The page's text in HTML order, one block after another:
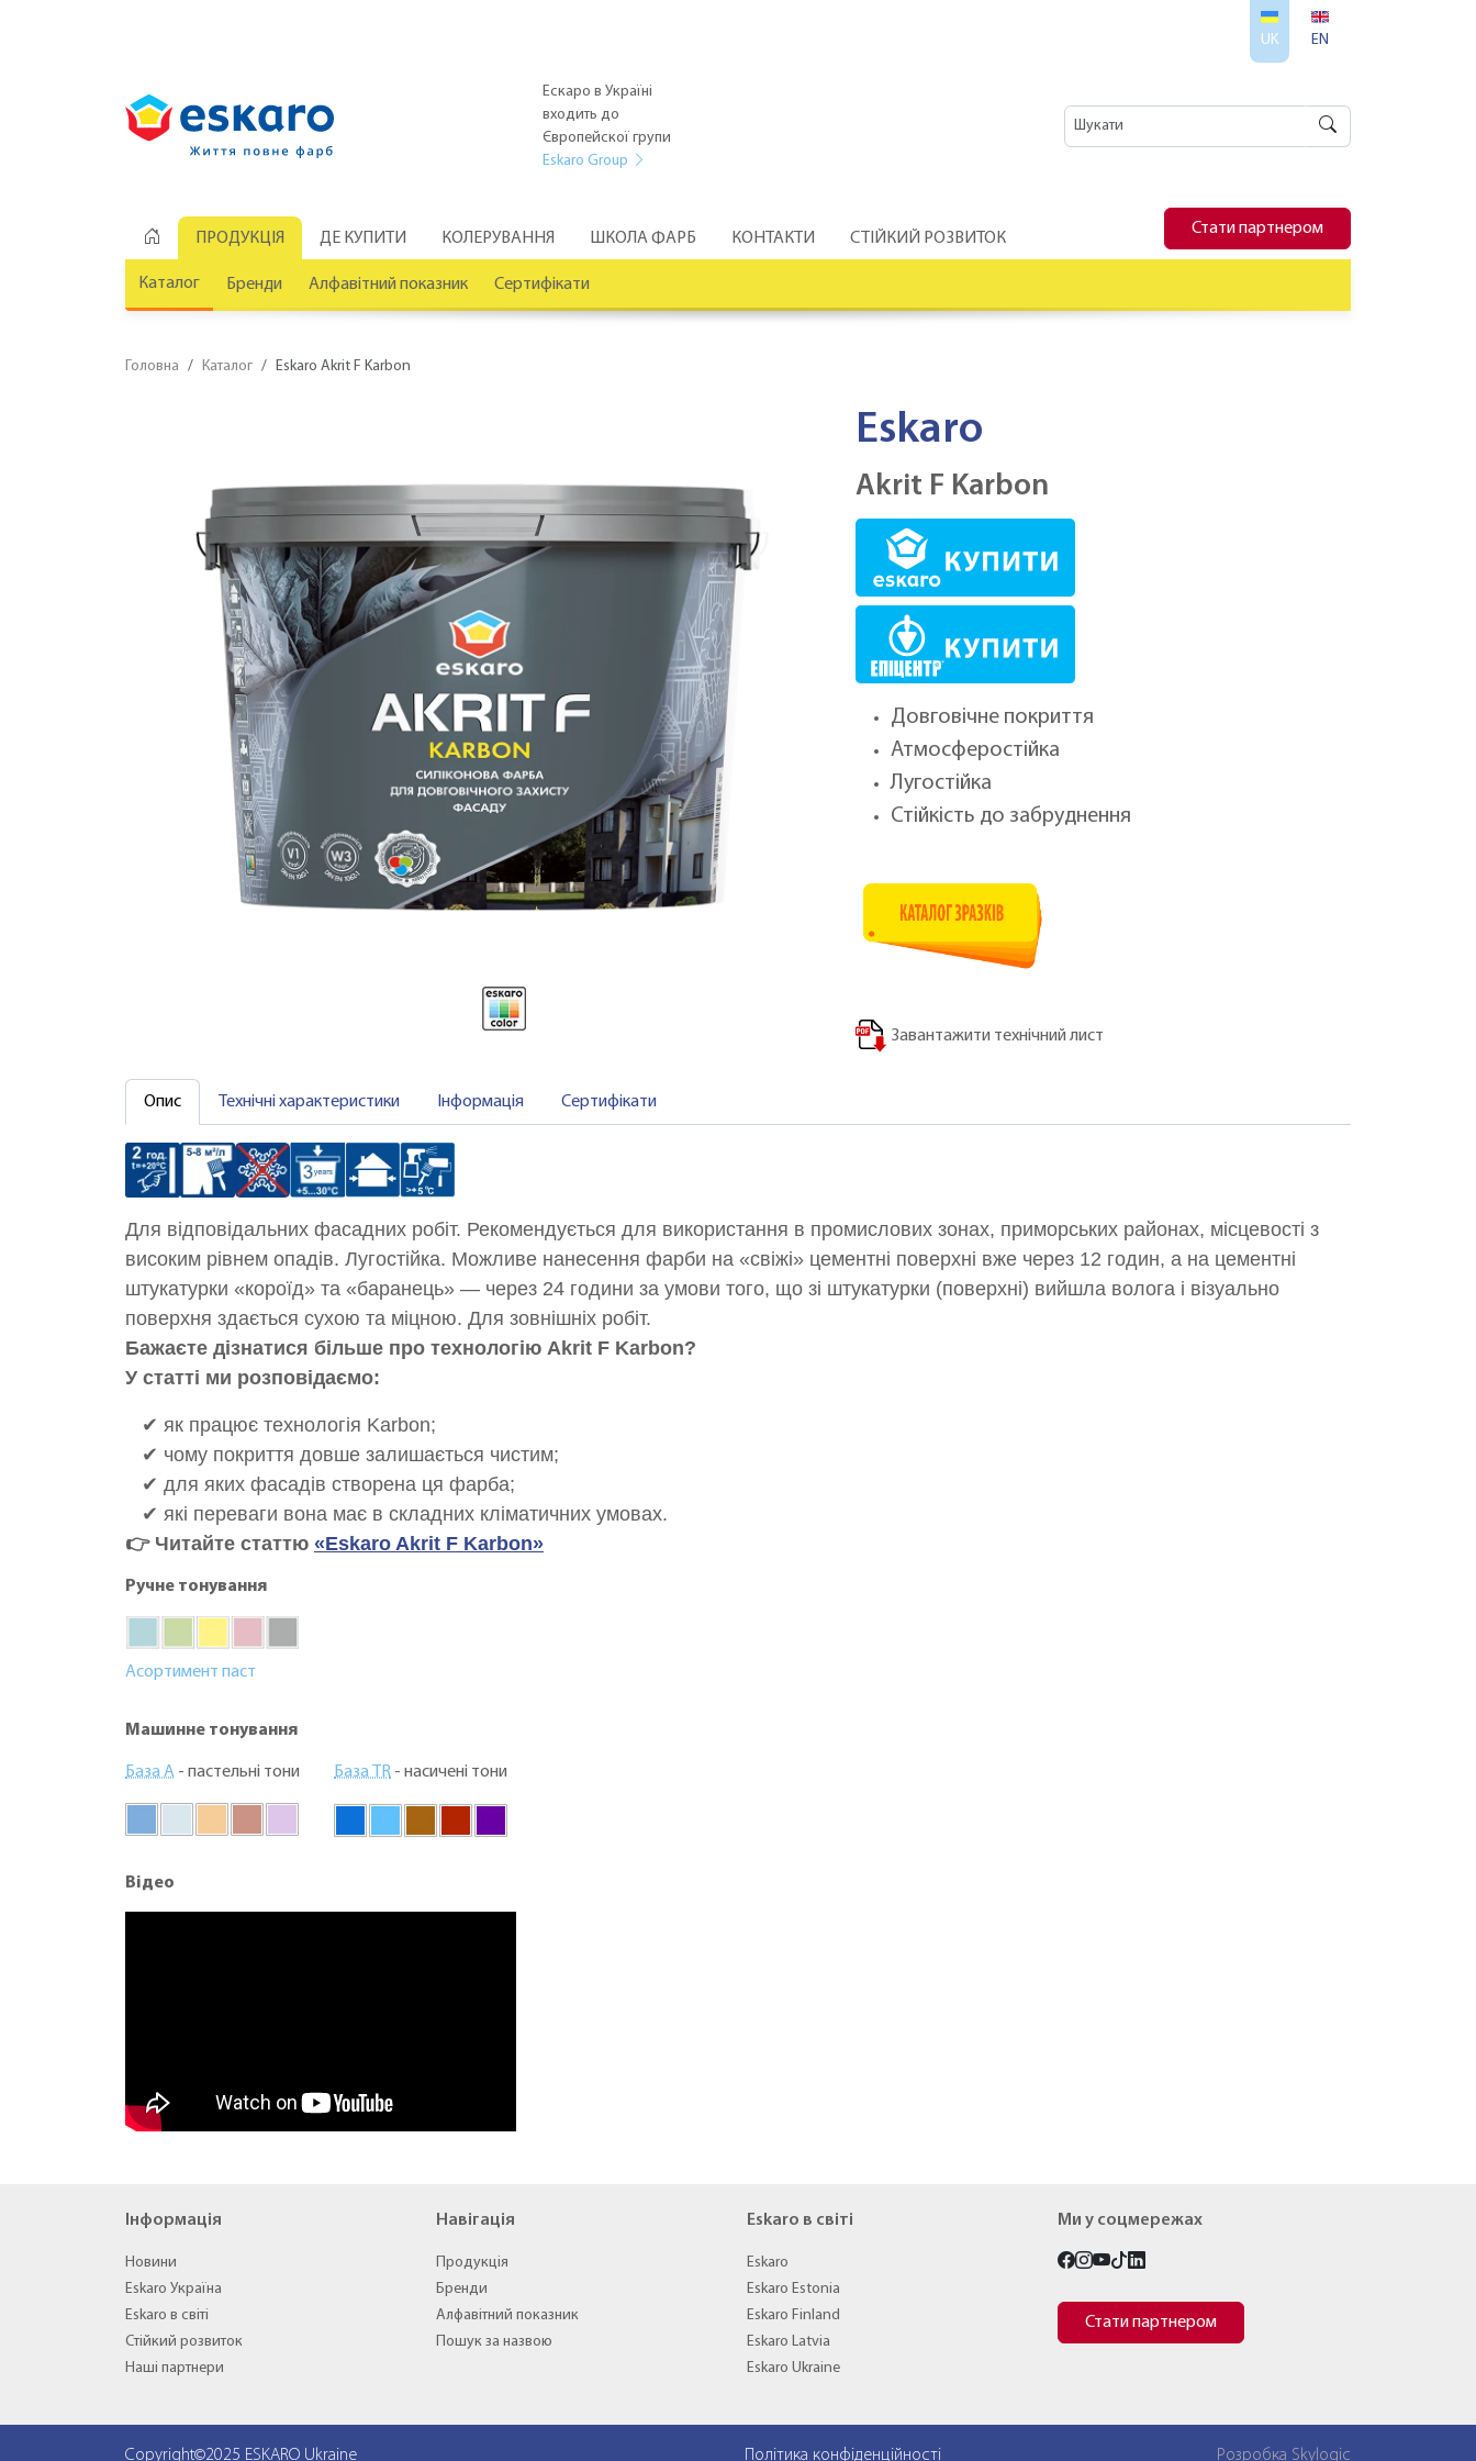
UK EN
Ескаро в Україні
входить до
Європейскої групи
Eskaro Group
ПРОДУКЦІЯ ДЕ КУПИТИ КОЛЕРУВАННЯ ШКОЛА ФАРБ КОНТАКТИ СТІЙКИЙ РОЗВИТОК
Стати партнером
Каталог Бренди Алфавітний показник Сертифікати
Головна Каталог Eskaro Akrit F Karbon
Eskaro
Akrit F Karbon
Довговічне покриття
Атмосферостійка
Лугостійка
Стійкість до забруднення
Завантажити технічний лист
Опис Технічні характеристики Інформація Сертифікати
Для відповідальних фасадних робіт. Рекомендується для використання в промислових зонах, приморських районах, місцевості з
високим рівнем опадів. Лугостійка. Можливе нанесення фарби на «свіжі» цементні поверхні вже через 12 годин, а на цементні
штукатурки «короїд» та «баранець» — через 24 години за умови того, що зі штукатурки (поверхні) вийшла волога і візуально
поверхня здається сухою та міцною. Для зовнішніх робіт.
Бажаєте дізнатися більше про технологію Akrit F Karbon?
У статті ми розповідаємо:
✔ як працює технологія Karbon;
✔ чому покриття довше залишається чистим;
✔ для яких фасадів створена ця фарба;
✔ які переваги вона має в складних кліматичних умовах.
👉 Читайте статтю «Eskaro Akrit F Karbon»
Ручне тонування
Асортимент паст
Машинне тонування
База А - пастельні тони База TR - насичені тони
Відео
Інформація
Новини
Eskaro Україна
Eskaro в світі
Стійкий розвиток
Наші партнери
Навігація
Продукція
Бренди
Алфавітний показник
Пошук за назвою
Eskaro в світі
Eskaro
Eskaro Estonia
Eskaro Finland
Eskaro Latvia
Eskaro Ukraine
Ми у соцмережах
Стати партнером
Copyright©2025 ESKARO Ukraine Політика конфіденційності Розробка Skylogic